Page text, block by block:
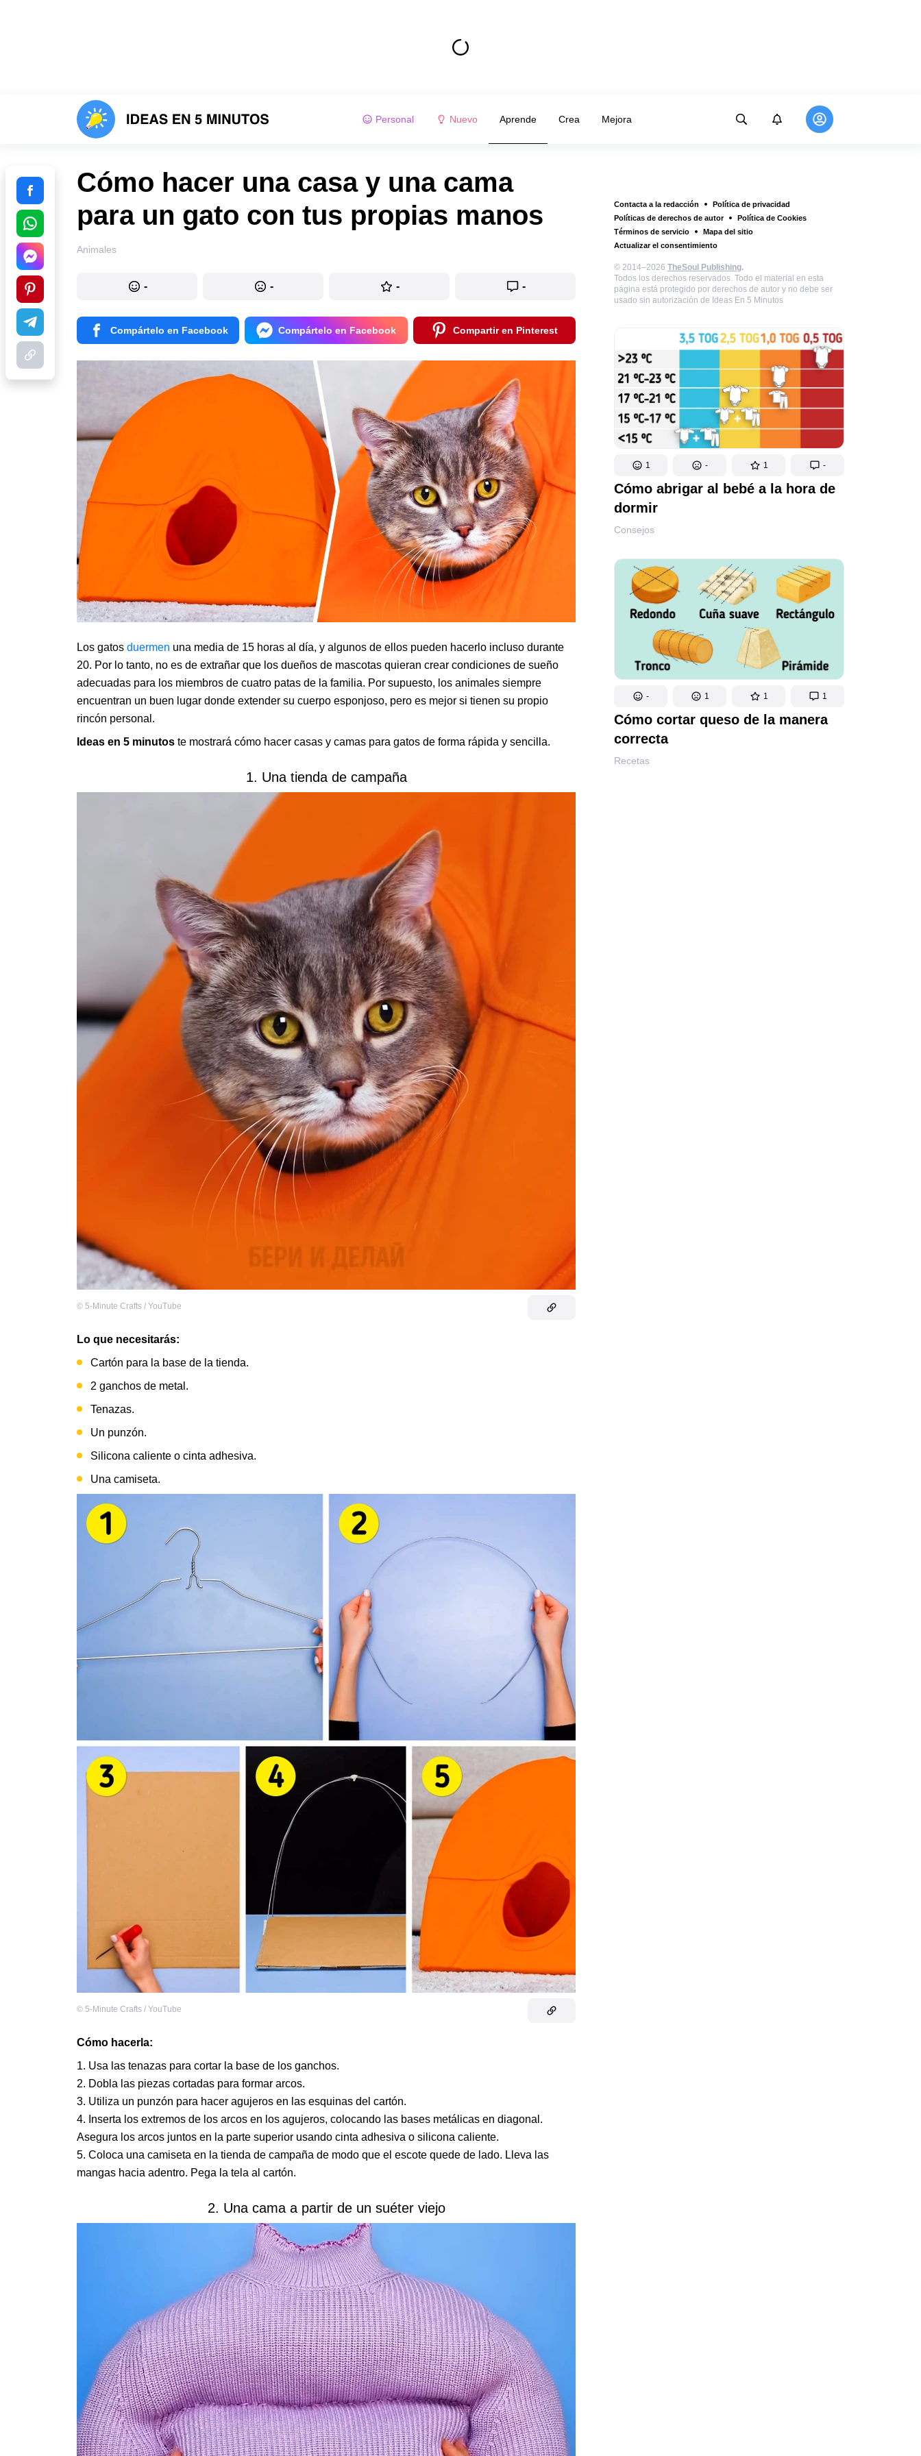
Personal Nuevo Aprende Crea Mejora
Contacta a la redacción
Política de privacidad
Políticas de derechos de autor
Política de Cookies
Términos de servicio
Mapa del sitio
Actualizar el consentimiento
© 2014–2026 TheSoul Publishing.
Todos los derechos reservados. Todo el material en esta
página está protegido por derechos de autor y no debe ser
usado sin autorización de Ideas En 5 Minutos
1 - 1 -
Cómo abrigar al bebé a la hora de
dormir
Consejos
- 1 1 1
Cómo cortar queso de la manera
correcta
Recetas
Cómo hacer una casa y una cama
para un gato con tus propias manos
Animales
- - - -
Compártelo en Facebook Compártelo en Facebook Compartir en Pinterest
Los gatos duermen una media de 15 horas al día, y algunos de ellos pueden hacerlo incluso durante
20. Por lo tanto, no es de extrañar que los dueños de mascotas quieran crear condiciones de sueño
adecuadas para los miembros de cuatro patas de la familia. Por supuesto, los animales siempre
encuentran un buen lugar donde extender su cuerpo esponjoso, pero es mejor si tienen su propio
rincón personal.
Ideas en 5 minutos te mostrará cómo hacer casas y camas para gatos de forma rápida y sencilla.
1. Una tienda de campaña
© 5-Minute Crafts / YouTube
Lo que necesitarás:
Cartón para la base de la tienda.
2 ganchos de metal.
Tenazas.
Un punzón.
Silicona caliente o cinta adhesiva.
Una camiseta.
© 5-Minute Crafts / YouTube
Cómo hacerla:
Usa las tenazas para cortar la base de los ganchos.
Dobla las piezas cortadas para formar arcos.
Utiliza un punzón para hacer agujeros en las esquinas del cartón.
Inserta los extremos de los arcos en los agujeros, colocando las bases metálicas en diagonal.
Asegura los arcos juntos en la parte superior usando cinta adhesiva o silicona caliente.
Coloca una camiseta en la tienda de campaña de modo que el escote quede de lado. Lleva las
mangas hacia adentro. Pega la tela al cartón.
2. Una cama a partir de un suéter viejo